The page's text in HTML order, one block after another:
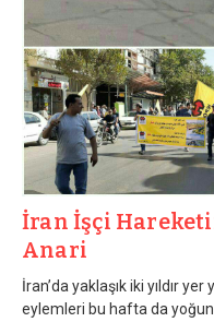
İran İşçi
Anari
İran’da yaklaşık iki yıldır
eylemleri bu hafta da